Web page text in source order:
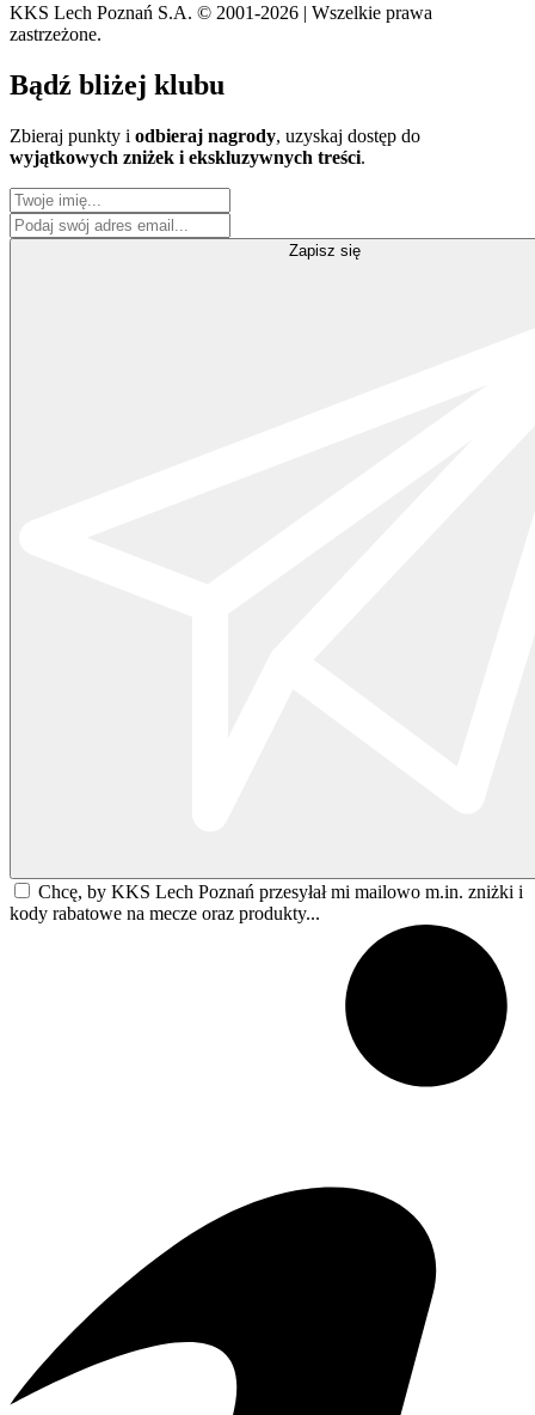
KKS Lech Poznań S.A. © 2001-2026 | Wszelkie prawa
zastrzeżone.
Bądź bliżej klubu
Zbieraj punkty i odbieraj nagrody, uzyskaj dostęp do
wyjątkowych zniżek i ekskluzywnych treści.
Zapisz się
Chcę, by KKS Lech Poznań przesyłał mi mailowo m.in. zniżki i
kody rabatowe na mecze oraz produkty...